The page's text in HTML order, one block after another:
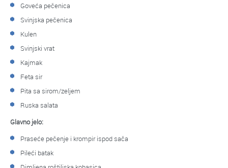
Goveća pečenica
Svinjska pečenica
Kulen
Svinjski vrat
Kajmak
Feta sir
Pita sa sirom/zeljem
Ruska salata
Glavno jelo:
Praseće pečenje i krompir ispod sača
Pileći batak